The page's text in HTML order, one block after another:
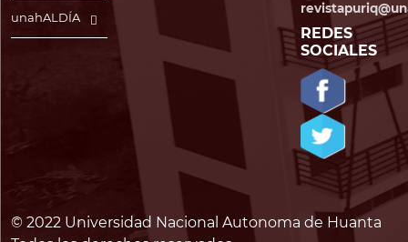
unahALDÍA
REDES
SOCIALES
© 2022 Universidad Nacional Autonoma de Huanta